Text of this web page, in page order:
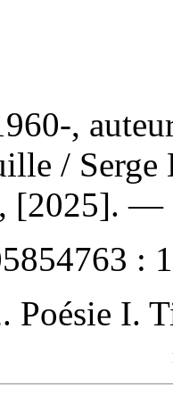
,
/
[2025]. —
:
Poésie I.